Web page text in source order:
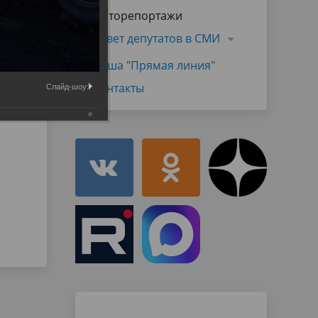
Муниципальная служба
имущественного характера
Информационные материалы
Фоторепортажи
Совет депутатов в СМИ
Наша "Прямая линия"
Контакты
Слайд-шоу: